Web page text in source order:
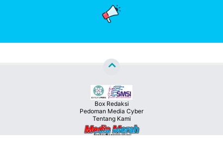
Box Redaksi
Pedoman Media Cyber
Tentang Kami